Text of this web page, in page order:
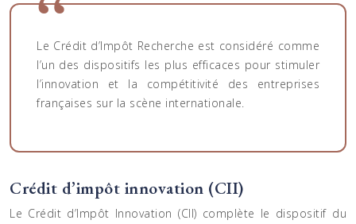
Le Crédit d’Impôt Recherche est considéré comme
l’un des dispositifs les plus efficaces pour stimuler
l’innovation et la compétitivité des entreprises
françaises sur la scène internationale.
Crédit d’impôt innovation (CII)
Le Crédit d’Impôt Innovation (CII) complète le dispositif du